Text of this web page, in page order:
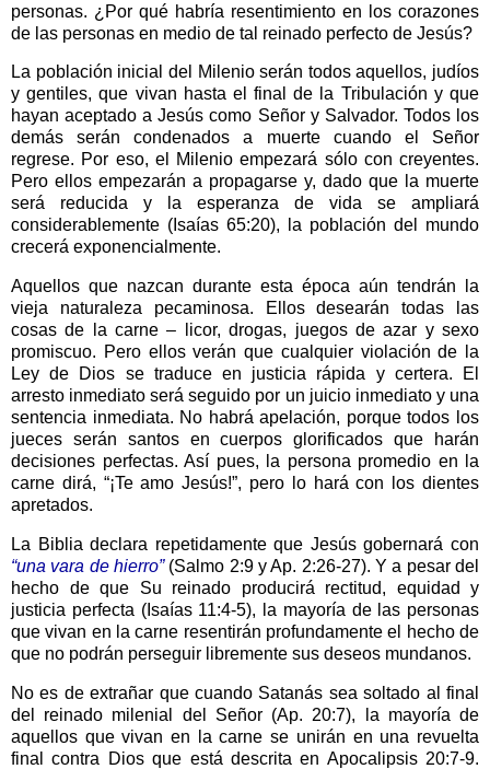
personas. ¿Por qué habría resentimiento en los corazones
de las personas en medio de tal reinado perfecto de Jesús?
La población inicial del Milenio serán todos aquellos, judíos
y gentiles, que vivan hasta el final de la Tribulación y que
hayan aceptado a Jesús como Señor y Salvador. Todos los
demás serán condenados a muerte cuando el Señor
regrese. Por eso, el Milenio empezará sólo con creyentes.
Pero ellos empezarán a propagarse y, dado que la muerte
será reducida y la esperanza de vida se ampliará
considerablemente (Isaías 65:20), la población del mundo
crecerá exponencialmente.
Aquellos que nazcan durante esta época aún tendrán la
vieja naturaleza pecaminosa. Ellos desearán todas las
cosas de la carne – licor, drogas, juegos de azar y sexo
promiscuo. Pero ellos verán que cualquier violación de la
Ley de Dios se traduce en justicia rápida y certera. El
arresto inmediato será seguido por un juicio inmediato y una
sentencia inmediata. No habrá apelación, porque todos los
jueces serán santos en cuerpos glorificados que harán
decisiones perfectas. Así pues, la persona promedio en la
carne dirá, “¡Te amo Jesús!”, pero lo hará con los dientes
apretados.
La Biblia declara repetidamente que Jesús gobernará con
“una vara de hierro”(Salmo 2:9 y Ap. 2:26-27). Y a pesar del
hecho de que Su reinado producirá rectitud, equidad y
justicia perfecta (Isaías 11:4-5), la mayoría de las personas
que vivan en la carne resentirán profundamente el hecho de
que no podrán perseguir libremente sus deseos mundanos.
No es de extrañar que cuando Satanás sea soltado al final
del reinado milenial del Señor (Ap. 20:7), la mayoría de
aquellos que vivan en la carne se unirán en una revuelta
final contra Dios que está descrita en Apocalipsis 20:7-9.